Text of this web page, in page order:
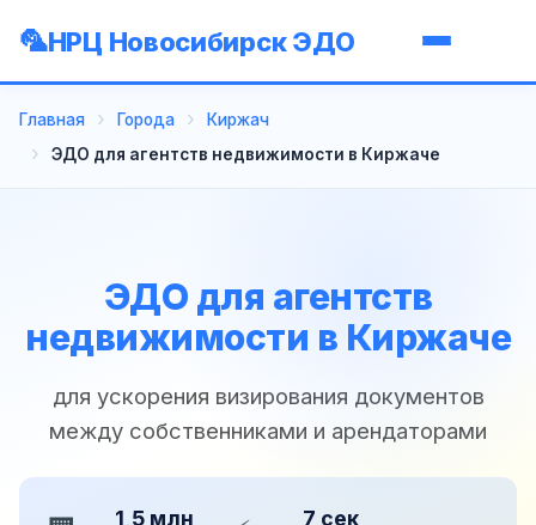
НРЦ Новосибирск ЭДО
Главная Города
Киржач
ЭДО для агентств недвижимости в Киржаче
ЭДО для агентств
недвижимости в Киржаче
для ускорения визирования документов
между собственниками и арендаторами
1,5 млн 7 сек